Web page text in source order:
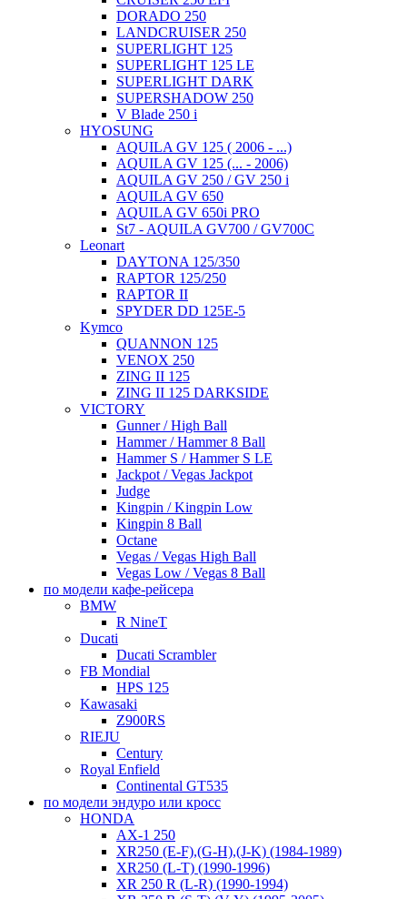
DORADO 250
LANDCRUISER 250
SUPERLIGHT 125
SUPERLIGHT 125 LE
SUPERLIGHT DARK
SUPERSHADOW 250
V Blade 250 i
HYOSUNG
AQUILA GV 125 ( 2006 - ...)
AQUILA GV 125 (... - 2006)
AQUILA GV 250 / GV 250 i
AQUILA GV 650
AQUILA GV 650i PRO
St7 - AQUILA GV700 / GV700C
Leonart
DAYTONA 125/350
RAPTOR 125/250
RAPTOR II
SPYDER DD 125E-5
Kymco
QUANNON 125
VENOX 250
ZING II 125
ZING II 125 DARKSIDE
VICTORY
Gunner / High Ball
Hammer / Hammer 8 Ball
Hammer S / Hammer S LE
Jackpot / Vegas Jackpot
Judge
Kingpin / Kingpin Low
Kingpin 8 Ball
Octane
Vegas / Vegas High Ball
Vegas Low / Vegas 8 Ball
по модели кафе-рейсера
BMW
R NineT
Ducati
Ducati Scrambler
FB Mondial
HPS 125
Kawasaki
Z900RS
RIEJU
Century
Royal Enfield
Continental GT535
по модели эндуро или кросс
HONDA
AX-1 250
XR250 (E-F),(G-H),(J-K) (1984-1989)
XR250 (L-T) (1990-1996)
XR 250 R (L-R) (1990-1994)